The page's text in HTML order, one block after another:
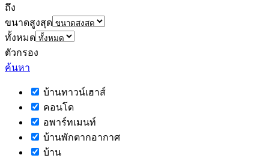
ถึง
ขนาดสูงสุด
ทั้งหมด
ตัวกรอง
ค้นหา
บ้านทาวน์เฮาส์
คอนโด
อพาร์ทเมนท์
บ้านพักตากอากาศ
บ้าน